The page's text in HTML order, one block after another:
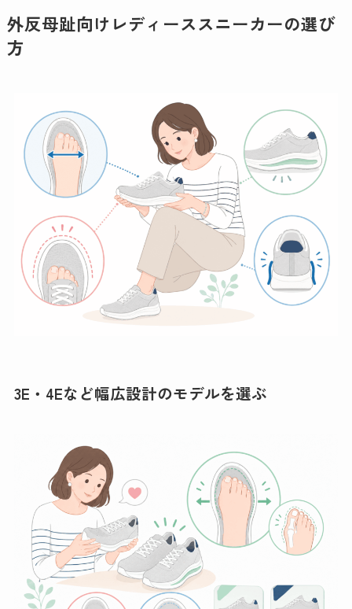
外反母趾向けレディーススニーカーの選び
方
3E・4Eなど幅広設計のモデルを選ぶ